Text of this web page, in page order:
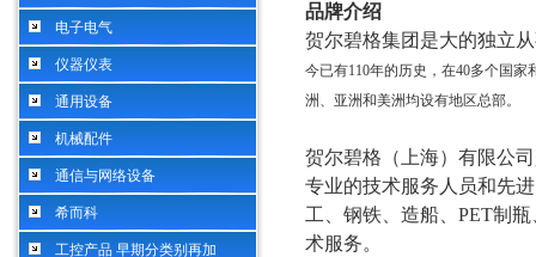
电子电气
仪器仪表
通用设备
机械配件
通信与网络设备
希而科
工控产品 早期分类别再加
品牌介绍
贺尔碧格集团是大的独立
今已有110年的历史，在40多个国
洲、亚洲和美洲均设有地区总部。
贺尔碧格（上海）有限公
专业的技术服务人员和先
工、钢铁、造船、 PET制
术服务。